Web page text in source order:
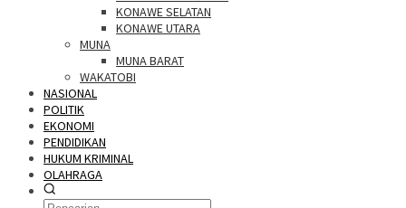
KONAWE SELATAN
KONAWE UTARA
MUNA
MUNA BARAT
WAKATOBI
NASIONAL
POLITIK
EKONOMI
PENDIDIKAN
HUKUM KRIMINAL
OLAHRAGA